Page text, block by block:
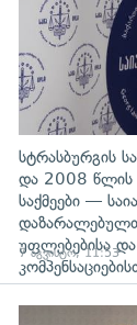
სტრასბურგის
და 2008 წლის
საქმეები —
უფლებებისა და
7 აგვისტო, 11:53